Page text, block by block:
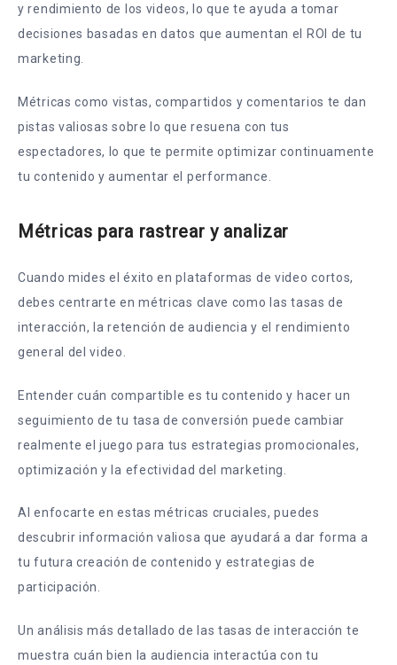
y rendimiento de los videos, lo que te ayuda a tomar
decisiones basadas en datos que aumentan el ROI de tu
marketing.
Métricas como vistas, compartidos y comentarios te dan
pistas valiosas sobre lo que resuena con tus
espectadores, lo que te permite optimizar continuamente
tu contenido y aumentar el performance.
Métricas para rastrear y analizar
Cuando mides el éxito en plataformas de video cortos,
debes centrarte en métricas clave como las tasas de
interacción, la retención de audiencia y el rendimiento
general del video.
Entender cuán compartible es tu contenido y hacer un
seguimiento de tu tasa de conversión puede cambiar
realmente el juego para tus estrategias promocionales,
optimización y la efectividad del marketing.
Al enfocarte en estas métricas cruciales, puedes
descubrir información valiosa que ayudará a dar forma a
tu futura creación de contenido y estrategias de
participación.
Un análisis más detallado de las tasas de interacción te
muestra cuán bien la audiencia interactúa con tu